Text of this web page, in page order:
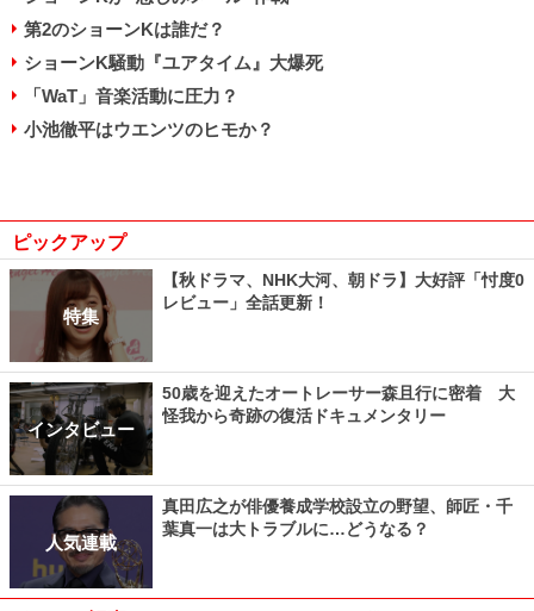
第2のショーンKは誰だ？
ショーンK騒動『ユアタイム』大爆死
「WaT」音楽活動に圧力？
小池徹平はウエンツのヒモか？
ピックアップ
特集
【秋ドラマ、NHK大河、朝ドラ】大好評「忖度0
レビュー」全話更新！
インタビュー
50歳を迎えたオートレーサー森且行に密着 大
怪我から奇跡の復活ドキュメンタリー
人気連載
真田広之が俳優養成学校設立の野望、師匠・千
葉真一は大トラブルに…どうなる？